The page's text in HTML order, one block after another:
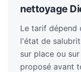
nettoyage
Le tarif dépend
l'état de
sur place ou
proposé avant